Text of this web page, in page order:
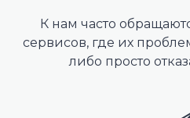
К нам часто
сервисов, где их
либо просто